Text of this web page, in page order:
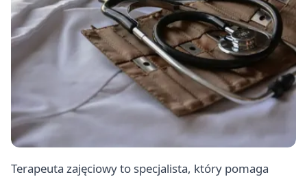
Terapeuta zajęciowy to specjalista, który pomaga